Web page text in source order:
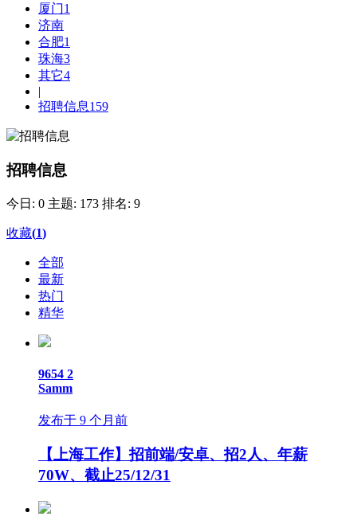
厦门1
济南
合肥1
珠海3
其它4
|
招聘信息159
招聘信息
今日: 0 主题: 173 排名: 9
收藏(1)
全部
最新
热门
精华
9654 2
Samm
发布于 9 个月前
【上海工作】招前端/安卓、招2人、年薪
70W、截止25/12/31